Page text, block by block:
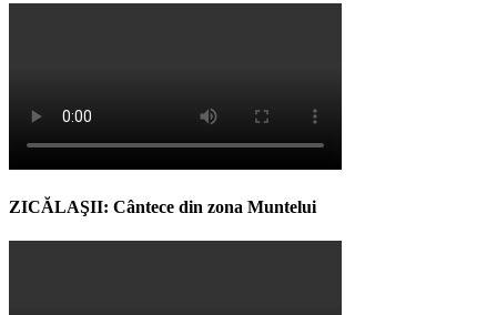
ZICĂLAŞII: Cântece din zona Muntelui